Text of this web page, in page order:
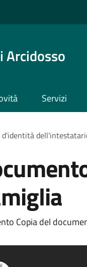
Arcidosso
Servizi
d'identità
Copia del